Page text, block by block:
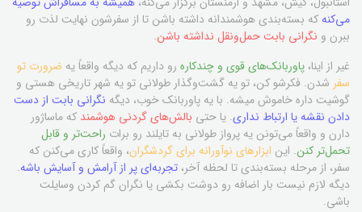
می‌کنهکه بسته‌بندی هوشمندانه داشته باشن تا از سفرشون نهایت لذت رو
ببرن و نگرانی بابت حمل‌ونقل نداشته باشن.
غیر از اینا، پاوربانک‌های قوی و چندکاره رو داریم که دیگه واقعاً یه ضرورت تو
سفر شدن. فکرشو کن، تو یه گشت‌وگذار طولانی تو یه شهر تاریخی هستی و
گوشیت داره خاموش میشه. با یه پاوربانک خوب، دیگه نگرانی بابت از دست
دادن نقشه یا ارتباط نداری. یا حتی بالش‌های گردنی هوشمند که ماساژور
دارن و واقعاً می‌تونن یه پرواز طولانی به تایلند رو برات راحت‌تر و قابل
تحمل‌تر کنن. این ابزارهای نوآورانه برای گردشگران، واقعاً کاری می‌کنن که
سفر، از مرحله بسته‌بندی تا لحظه آخر، تجربه‌ای پر از آرامش و آسایش باشه.
دیگه لازم نیست بار اضافه رو دوشت بکشی یا نگران گم کردن وسایلت
باشی.